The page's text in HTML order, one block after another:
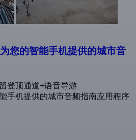
您的智能手机提供的城市音
登顶通道+语音导游
手机提供的城市音频指南应用程序